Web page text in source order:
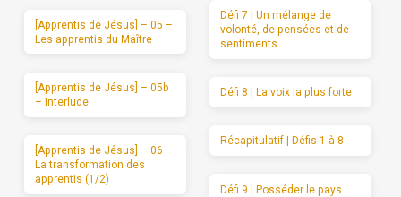
[Apprentis de Jésus] – 05 –
Les apprentis du Maître
[Apprentis de Jésus] – 05b
– Interlude
[Apprentis de Jésus] – 06 –
La transformation des
apprentis (1/2)
Défi 7 | Un mélange de
volonté, de pensées et de
sentiments
Défi 8 | La voix la plus forte
Récapitulatif | Défis 1 à 8
Défi 9 | Posséder le pays